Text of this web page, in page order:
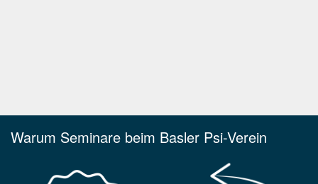
Warum Seminare beim Basler Psi-Verein